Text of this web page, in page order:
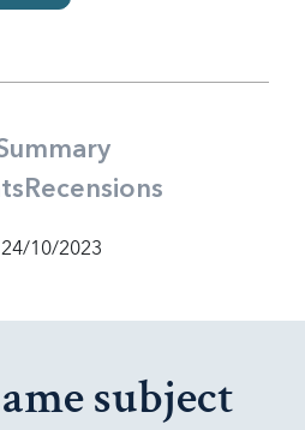
Recensions
24/10/2023
subject